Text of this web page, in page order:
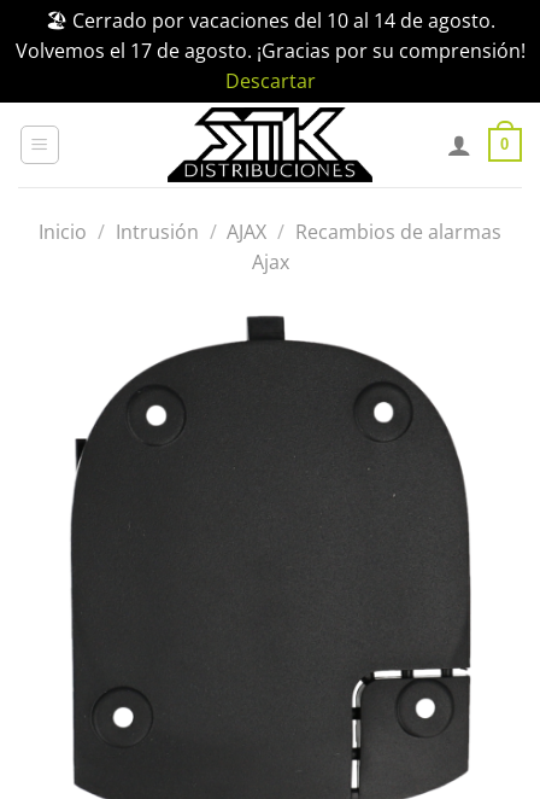
🏖️ Cerrado por vacaciones del 10 al 14 de agosto.
Volvemos el 17 de agosto. ¡Gracias por su comprensión!
Descartar
0
Inicio / Intrusión / AJAX / Recambios de alarmas
Ajax